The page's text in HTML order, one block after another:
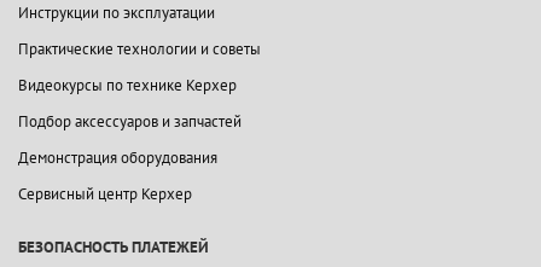
Инструкции по эксплуатации
Практические технологии и советы
Видеокурсы по технике Керхер
Подбор аксессуаров и запчастей
Демонстрация оборудования
Сервисный центр Керхер
БЕЗОПАСНОСТЬ ПЛАТЕЖЕЙ